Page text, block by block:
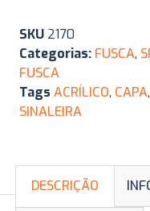
SKU 2170
Categorias: FUSCA,
FUSCA
Tags ACRÍLICO, CAPA,
SINALEIRA
DESCRIÇÃO